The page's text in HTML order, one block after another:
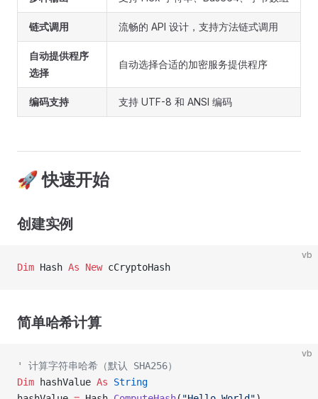
链式调用 流畅的 API 设计，支持方法链式调用
自动提供程序
选择
自动选择合适的加密服务提供程序
编码支持 支持 UTF-8 和 ANSI 编码
🚀 快速开始
创建实例
vb
Dim Hash As New cCryptoHash
简单哈希计算
vb
' 计算字符串哈希（默认 SHA256）
Dim hashValue As String